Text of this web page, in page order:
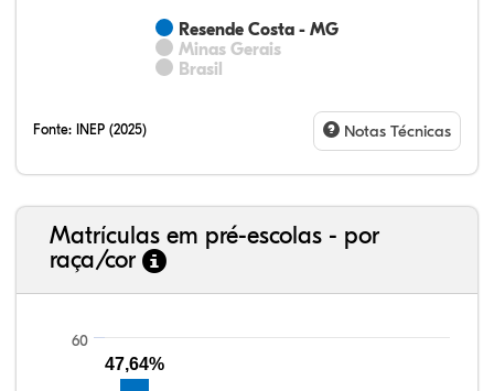
Resende Costa - MG
Minas Gerais
Brasil
Fonte: INEP (2025) Notas Técnicas
Matrículas em pré-escolas - por
raça/cor
60
47,64%